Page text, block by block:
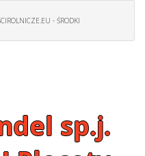
- ŚRODKI
sp.j.